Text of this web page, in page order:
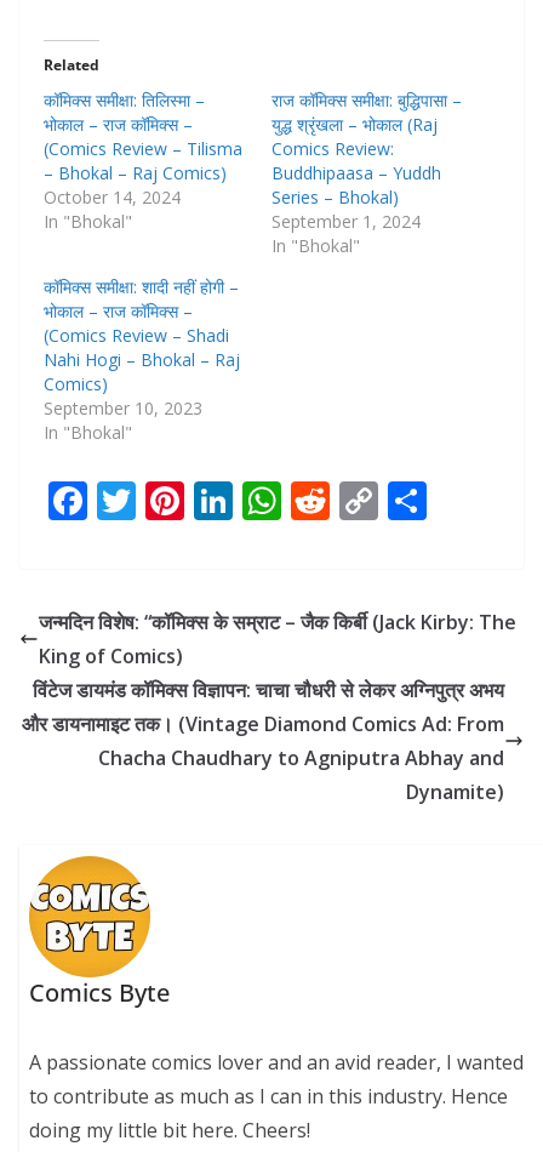
Related
कॉमिक्स समीक्षा: तिलिस्मा –
भोकाल – राज कॉमिक्स –
(Comics Review – Tilisma
– Bhokal – Raj Comics)
October 14, 2024
In "Bhokal"
राज कॉमिक्स समीक्षा: बुद्धिपासा –
युद्ध श्रृंखला – भोकाल (Raj
Comics Review:
Buddhipaasa – Yuddh
Series – Bhokal)
September 1, 2024
In "Bhokal"
कॉमिक्स समीक्षा: शादी नहीं होगी –
भोकाल – राज कॉमिक्स –
(Comics Review – Shadi
Nahi Hogi – Bhokal – Raj
Comics)
September 10, 2023
In "Bhokal"
F
b
o
o
k
T
er
Pi
e
Li
e
n
W
s
p
p
R
di
C
y
n
k
e
जन्मदिन विशेष: “कॉमिक्स के सम्राट – जैक किर्बी (Jack Kirby: The
King of Comics)
विंटेज डायमंड कॉमिक्स विज्ञापन: चाचा चौधरी से लेकर अग्निपुत्र अभय
और डायनामाइट तक। (Vintage Diamond Comics Ad: From
Chacha Chaudhary to Agniputra Abhay and
Dynamite)
Comics Byte
A passionate comics lover and an avid reader, I wanted
to contribute as much as I can in this industry. Hence
doing my little bit here. Cheers!